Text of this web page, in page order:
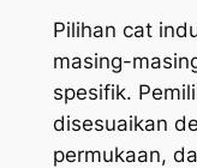
Pilihan cat
masing-
spesifik.
disesuaikan
permukaan,